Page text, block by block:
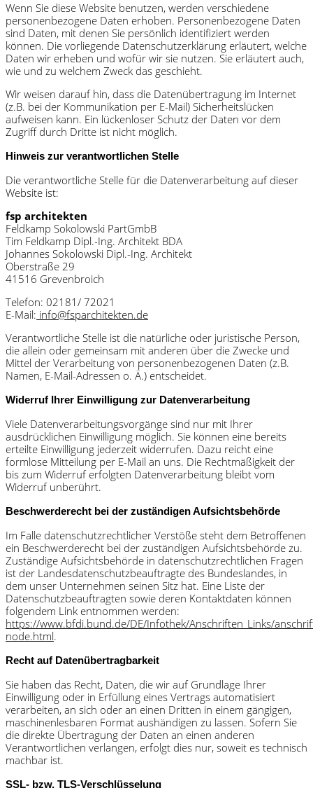
Wenn Sie diese Website benutzen, werden verschiedene
personenbezogene Daten erhoben. Personenbezogene Daten
sind Daten, mit denen Sie persönlich identifiziert werden
können. Die vorliegende Datenschutzerklärung erläutert, welche
Daten wir erheben und wofür wir sie nutzen. Sie erläutert auch,
wie und zu welchem Zweck das geschieht.
Wir weisen darauf hin, dass die Datenübertragung im Internet
(z.B. bei der Kommunikation per E-Mail) Sicherheitslücken
aufweisen kann. Ein lückenloser Schutz der Daten vor dem
Zugriff durch Dritte ist nicht möglich.
Hinweis zur verantwortlichen Stelle
Die verantwortliche Stelle für die Datenverarbeitung auf dieser
Website ist:
fsp architekten
Feldkamp Sokolowski PartGmbB
Tim Feldkamp Dipl.-Ing. Architekt BDA
Johannes Sokolowski Dipl.-Ing. Architekt
Oberstraße 29
41516 Grevenbroich
Telefon: 02181/ 72021
E-Mail: info@fsparchitekten.de
Verantwortliche Stelle ist die natürliche oder juristische Person,
die allein oder gemeinsam mit anderen über die Zwecke und
Mittel der Verarbeitung von personenbezogenen Daten (z.B.
Namen, E-Mail-Adressen o. Ä.) entscheidet.
Widerruf Ihrer Einwilligung zur Datenverarbeitung
Viele Datenverarbeitungsvorgänge sind nur mit Ihrer
ausdrücklichen Einwilligung möglich. Sie können eine bereits
erteilte Einwilligung jederzeit widerrufen. Dazu reicht eine
formlose Mitteilung per E-Mail an uns. Die Rechtmäßigkeit der
bis zum Widerruf erfolgten Datenverarbeitung bleibt vom
Widerruf unberührt.
Beschwerderecht bei der zuständigen Aufsichtsbehörde
Im Falle datenschutzrechtlicher Verstöße steht dem Betroffenen
ein Beschwerderecht bei der zuständigen Aufsichtsbehörde zu.
Zuständige Aufsichtsbehörde in datenschutzrechtlichen Fragen
ist der Landesdatenschutzbeauftragte des Bundeslandes, in
dem unser Unternehmen seinen Sitz hat. Eine Liste der
Datenschutzbeauftragten sowie deren Kontaktdaten können
folgendem Link entnommen werden:
https://www.bfdi.bund.de/DE/Infothek/Anschriften_Links/
node.html.
Recht auf Datenübertragbarkeit
Sie haben das Recht, Daten, die wir auf Grundlage Ihrer
Einwilligung oder in Erfüllung eines Vertrags automatisiert
verarbeiten, an sich oder an einen Dritten in einem gängigen,
maschinenlesbaren Format aushändigen zu lassen. Sofern Sie
die direkte Übertragung der Daten an einen anderen
Verantwortlichen verlangen, erfolgt dies nur, soweit es technisch
machbar ist.
SSL- bzw. TLS-Verschlüsselung